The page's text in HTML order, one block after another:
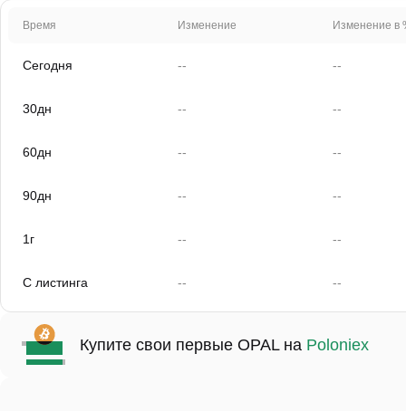
Время Изменение Изменение в
Сегодня -- --
30дн -- --
60дн -- --
90дн -- --
1г -- --
С листинга -- --
Купите свои первые OPAL на Poloniex